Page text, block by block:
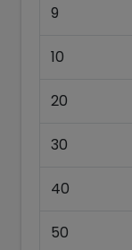
9
10
20
30
40
50